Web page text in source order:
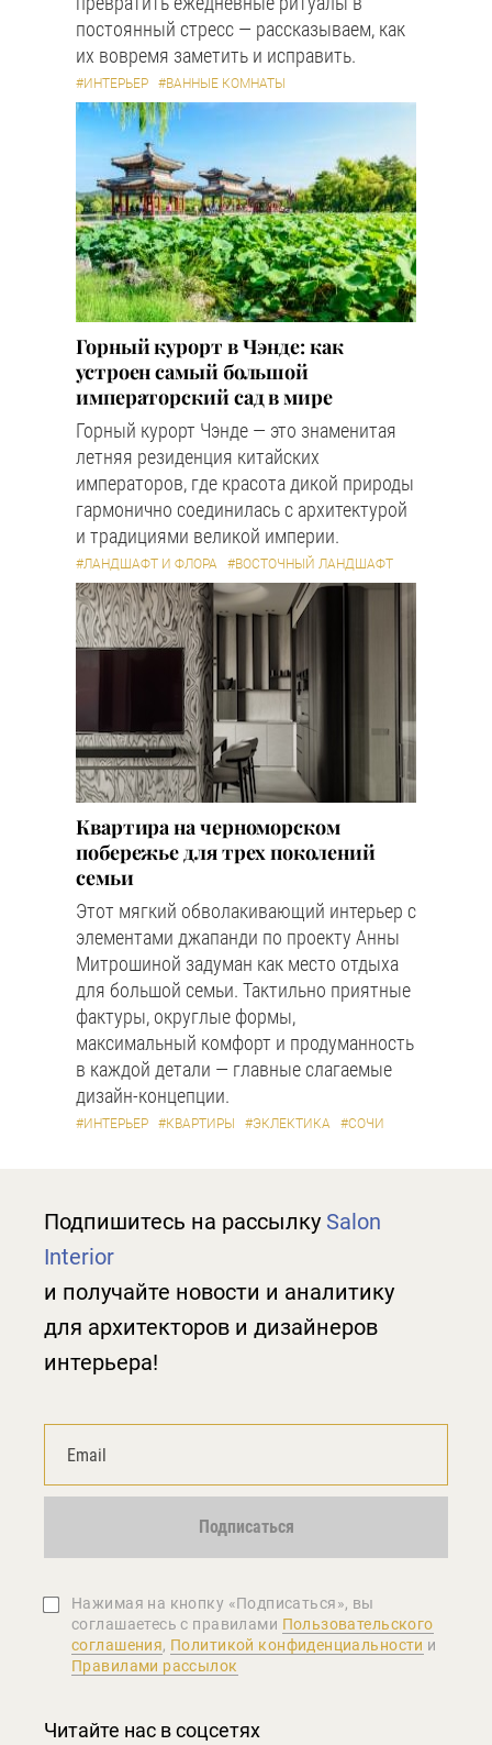
постоянный стресс — рассказываем, как
их вовремя заметить и исправить.
#ИНТЕРЬЕР #ВАННЫЕ КОМНАТЫ
Горный курорт в Чэнде: как
устроен самый большой
императорский сад в мире
Горный курорт Чэнде — это знаменитая
летняя резиденция китайских
императоров, где красота дикой природы
гармонично соединилась с архитектурой
и традициями великой империи.
#ЛАНДШАФТ И ФЛОРА #ВОСТОЧНЫЙ ЛАНДШАФТ
Квартира на черноморском
побережье для трех поколений
семьи
Этот мягкий обволакивающий интерьер с
элементами джапанди по проекту Анны
Митрошиной задуман как место отдыха
для большой семьи. Тактильно приятные
фактуры, округлые формы,
максимальный комфорт и продуманность
в каждой детали — главные слагаемые
дизайн-концепции.
#ИНТЕРЬЕР #КВАРТИРЫ #ЭКЛЕКТИКА #СОЧИ
Подпишитесь на рассылку Salon
Interior
и получайте новости и аналитику
для архитекторов и дизайнеров
интерьера!
Подписаться
Нажимая на кнопку «Подписаться», вы
соглашаетеcь с правилами Пользовательского
соглашения, Политикой конфиденциальности и
Правилами рассылок
Читайте нас в соцсетях